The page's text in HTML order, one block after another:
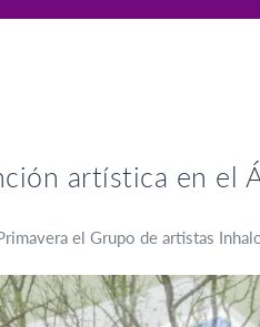
artística en el
el Grupo de artistas